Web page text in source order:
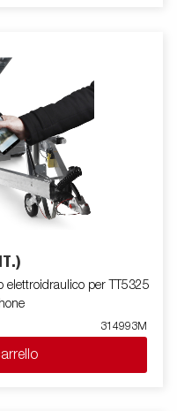
elettroidraulico per TT5325
314993M